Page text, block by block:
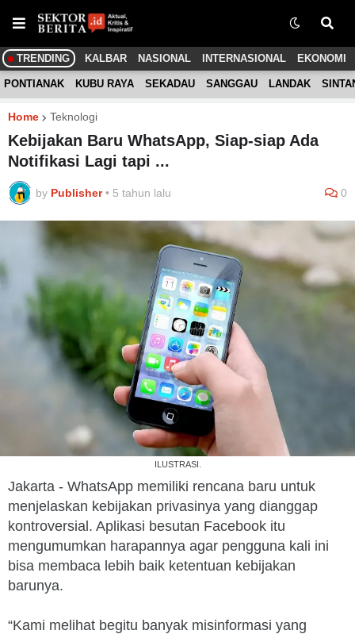
TRENDING KALBAR NASIONAL INTERNASIONAL EKONOMI
PONTIANAK KUBU RAYA SEKADAU SANGGAU LANDAK
Home Teknologi
Kebijakan Baru WhatsApp, Siap-siap Ada
Notifikasi Lagi tapi ...
by Publisher • 5 tahun lalu 0
ILUSTRASI.
Jakarta - WhatsApp memiliki rencana baru untuk
menjelaskan kebijakan privasinya yang dianggap
kontroversial. Aplikasi besutan Facebook itu
mengumumkan harapannya agar pengguna kali ini
bisa membaca lebih baik ketentuan kebijakan
barunya.
“Kami melihat begitu banyak misinformasi yang